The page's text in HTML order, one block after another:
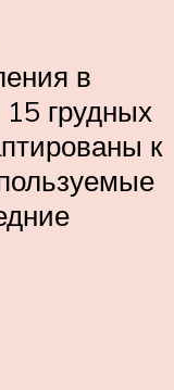
в
грудных
к